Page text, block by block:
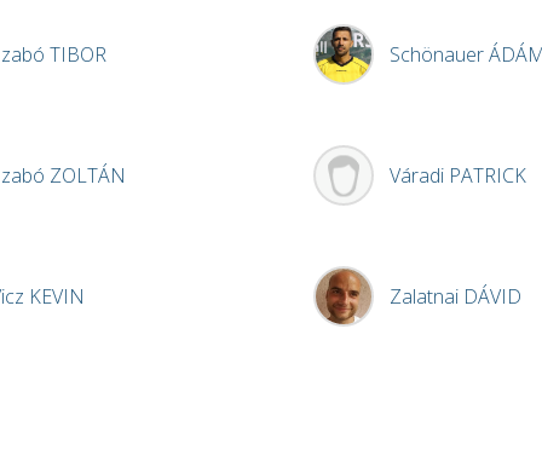
TIBOR
ZOLTÁN
KEVIN
Schönauer
Váradi PATRICK
Zalatnai DÁVID